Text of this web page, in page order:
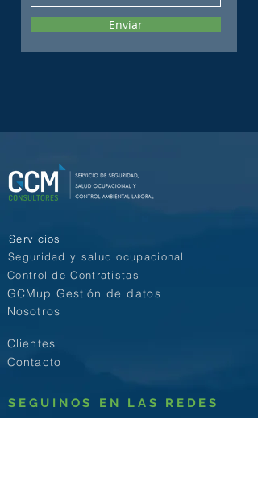
Enviar
Servicios
Seguridad y salud ocupacional
Control de Contratistas
GCMup Gestión de datos
Nosotros
Clientes
Contacto
SEGUINOS EN LAS REDES